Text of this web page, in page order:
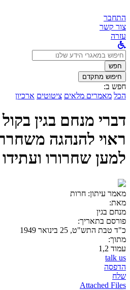
התחבר
צור קשר
עזרה
לחפש
ב:חפש
חיפוש מתקדם
חפש ב:
הכל מאמרים מלאים ציטוטים ארכיון
דברי מנחם בגין
ראוי להנהגה
למען שחרורו ועתידו
מאמר עיתון: חרות
מאת:
מנחם בגין
פורסם בתאריך:
כ"ד טבת התש"ט, 25 בינואר 1949
מתוך:
עמוד 1,2
talk us
הדפסה
שלח
Attached Files